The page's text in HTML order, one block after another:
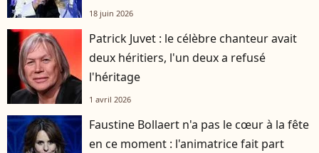
18 juin 2026
Patrick Juvet : le célèbre chanteur avait
deux héritiers, l'un deux a refusé
l'héritage
1 avril 2026
Faustine Bollaert n'a pas le cœur à la fête
en ce moment : l'animatrice fait part